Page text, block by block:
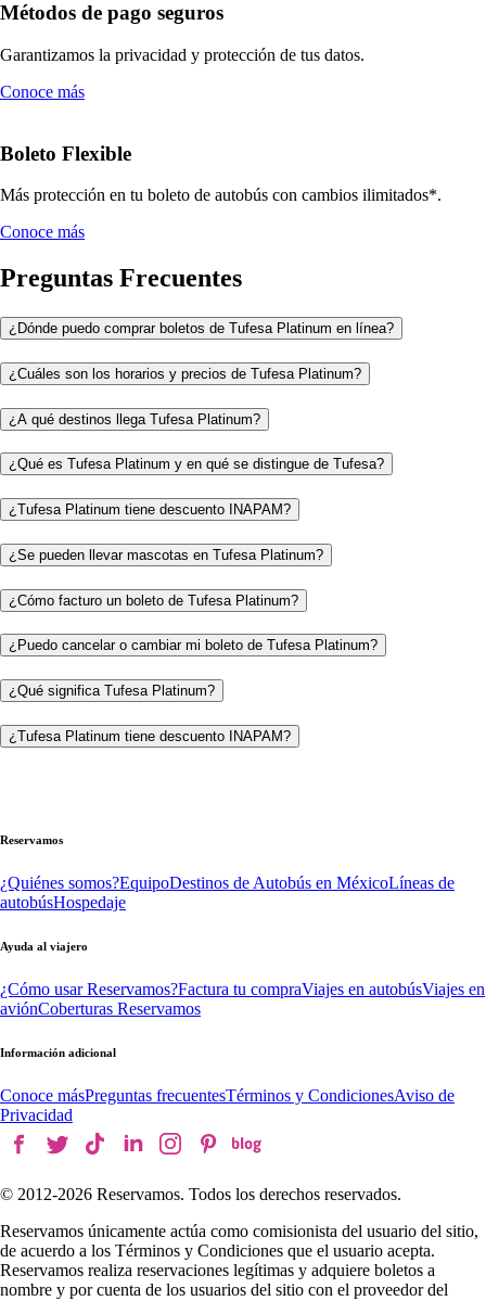
Métodos de pago seguros
Garantizamos la privacidad y protección de tus datos.
Conoce más
Boleto Flexible
Más protección en tu boleto de autobús con cambios ilimitados*.
Conoce más
Preguntas Frecuentes
¿Dónde puedo comprar boletos de Tufesa Platinum en línea?
¿Cuáles son los horarios y precios de Tufesa Platinum?
¿A qué destinos llega Tufesa Platinum?
¿Qué es Tufesa Platinum y en qué se distingue de Tufesa?
¿Tufesa Platinum tiene descuento INAPAM?
¿Se pueden llevar mascotas en Tufesa Platinum?
¿Cómo facturo un boleto de Tufesa Platinum?
¿Puedo cancelar o cambiar mi boleto de Tufesa Platinum?
¿Qué significa Tufesa Platinum?
¿Tufesa Platinum tiene descuento INAPAM?
Reservamos
¿Quiénes somos?EquipoDestinos de Autobús en MéxicoLíneas de
autobúsHospedaje
Ayuda al viajero
¿Cómo usar Reservamos?Factura tu compraViajes en autobúsViajes en
aviónCoberturas Reservamos
Información adicional
Conoce másPreguntas frecuentesTérminos y CondicionesAviso de
Privacidad
© 2012-2026 Reservamos. Todos los derechos reservados.
Reservamos únicamente actúa como comisionista del usuario del sitio,
de acuerdo a los Términos y Condiciones que el usuario acepta.
Reservamos realiza reservaciones legítimas y adquiere boletos a
nombre y por cuenta de los usuarios del sitio con el proveedor del